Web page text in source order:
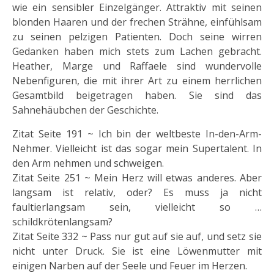
wie ein sensibler Einzelgänger. Attraktiv mit seinen
blonden Haaren und der frechen Strähne, einfühlsam
zu seinen pelzigen Patienten. Doch seine wirren
Gedanken haben mich stets zum Lachen gebracht.
Heather, Marge und Raffaele sind wundervolle
Nebenfiguren, die mit ihrer Art zu einem herrlichen
Gesamtbild beigetragen haben. Sie sind das
Sahnehäubchen der Geschichte.
Zitat Seite 191 ~ Ich bin der weltbeste In-den-Arm-
Nehmer. Vielleicht ist das sogar mein Supertalent. In
den Arm nehmen und schweigen.
Zitat Seite 251 ~ Mein Herz will etwas anderes. Aber
langsam ist relativ, oder? Es muss ja nicht
faultierlangsam sein, vielleicht so …
schildkrötenlangsam?
Zitat Seite 332 ~ Pass nur gut auf sie auf, und setz sie
nicht unter Druck. Sie ist eine Löwenmutter mit
einigen Narben auf der Seele und Feuer im Herzen.